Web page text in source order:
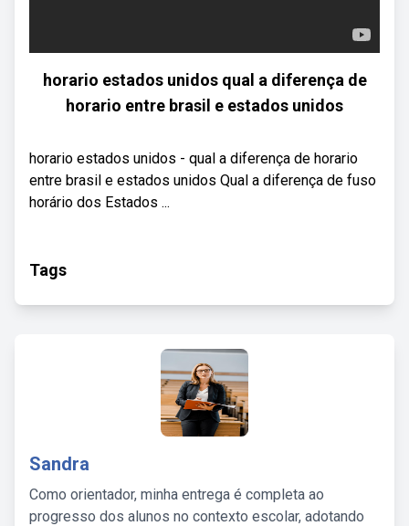
horario estados unidos qual a diferença de
horario entre brasil e estados unidos
horario estados unidos - qual a diferença de horario
entre brasil e estados unidos Qual a diferença de fuso
horário dos Estados ...
Tags
Sandra
Como orientador, minha entrega é completa ao
progresso dos alunos no contexto escolar, adotando